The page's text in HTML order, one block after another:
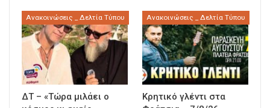
Ανακοινώσεις _ Δελτία Τύπου
ΔΤ – «Τώρα μιλάει ο
Ανακοινώσεις _ Δελτία Τύπου
Κρητικό γλέντι στα